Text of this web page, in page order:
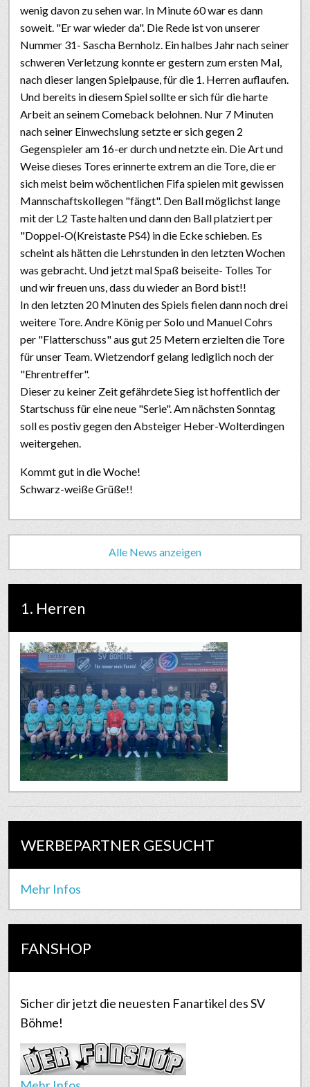
wenig davon zu sehen war. In Minute 60 war es dann
soweit. "Er war wieder da". Die Rede ist von unserer
Nummer 31- Sascha Bernholz. Ein halbes Jahr nach seiner
schweren Verletzung konnte er gestern zum ersten Mal,
nach dieser langen Spielpause, für die 1. Herren auflaufen.
Und bereits in diesem Spiel sollte er sich für die harte
Arbeit an seinem Comeback belohnen. Nur 7 Minuten
nach seiner Einwechslung setzte er sich gegen 2
Gegenspieler am 16-er durch und netzte ein. Die Art und
Weise dieses Tores erinnerte extrem an die Tore, die er
sich meist beim wöchentlichen Fifa spielen mit gewissen
Mannschaftskollegen "fängt". Den Ball möglichst lange
mit der L2 Taste halten und dann den Ball platziert per
"Doppel-O(Kreistaste PS4) in die Ecke schieben. Es
scheint als hätten die Lehrstunden in den letzten Wochen
was gebracht. Und jetzt mal Spaß beiseite- Tolles Tor
und wir freuen uns, dass du wieder an Bord bist!!
In den letzten 20 Minuten des Spiels fielen dann noch drei
weitere Tore. Andre König per Solo und Manuel Cohrs
per "Flatterschuss" aus gut 25 Metern erzielten die Tore
für unser Team. Wietzendorf gelang lediglich noch der
"Ehrentreffer".
Dieser zu keiner Zeit gefährdete Sieg ist hoffentlich der
Startschuss für eine neue "Serie". Am nächsten Sonntag
soll es postiv gegen den Absteiger Heber-Wolterdingen
weitergehen.
Kommt gut in die Woche!
Schwarz-weiße Grüße!!
Alle News anzeigen
1. Herren
WERBEPARTNER GESUCHT
Mehr Infos
FANSHOP
Sicher dir jetzt die neuesten Fanartikel des SV
Böhme!